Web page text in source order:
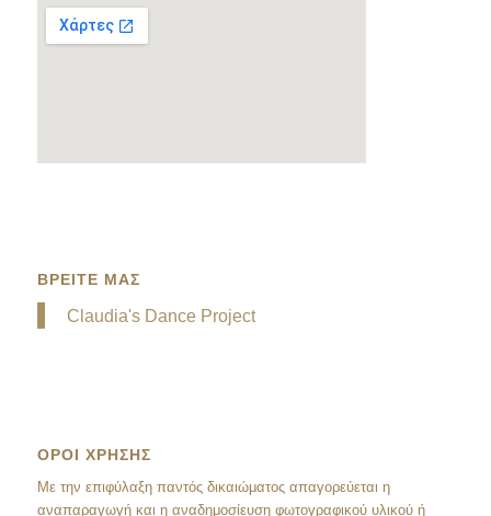
ΒΡΕΙΤΕ ΜΑΣ
Claudia's Dance Project
ΟΡΟΙ ΧΡΗΣΗΣ
Mε την επιφύλαξη παντός δικαιώματος απαγορεύεται η
αναπαραγωγή και η αναδημοσίευση φωτογραφικού υλικού ή